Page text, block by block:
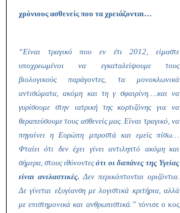
χρόνιους ασθενείς που τα χρειάζονται…
“Είναι τραγικό που εν έτι 2012, είμαστε
υποχρεωμένοι να εγκαταλείψουμε τους
βιολογικούς παράγοντες, τα μονοκλωνικά
αντισώματα, ακόμη και τη γ σφαιρίνη….και να
γυρίσουμε στην ιατρική της κορτιζόνης για να
θεραπεύσουμε τους ασθενείς μας. Είναι τραγικό, να
πηγαίνει η Ευρώπη μπροστά και εμείς πίσω…
Φταίει ότι δεν έχει γίνει αντιληπτό ακόμη και
σήμερα, στους ιθύνοντεςότι οι δαπάνες της Υγείας
είναι ανελαστικές. Δεν περικόπτονται οριζόντια.
Δε γίνεται εξυγίανση με λογιστικά κριτήρια, αλλά
με επιστημονικά και ανθρωπιστικά.” τόνισε ο κος